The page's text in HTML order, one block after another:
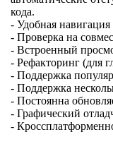
кода.
- Удобная навигация
- Проверка на
- Встроенный
- Рефакторинг (для
- Поддержка
- Поддержка
- Постоянна
- Графический
-